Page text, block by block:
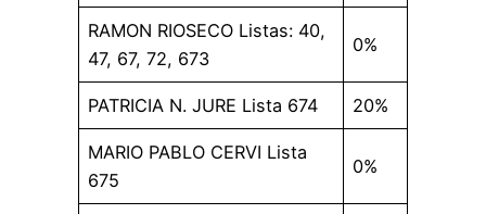
RAMON RIOSECO Listas: 40,
47, 67, 72, 673
0%
PATRICIA N. JURE Lista 674 20%
MARIO PABLO CERVI Lista
675
0%